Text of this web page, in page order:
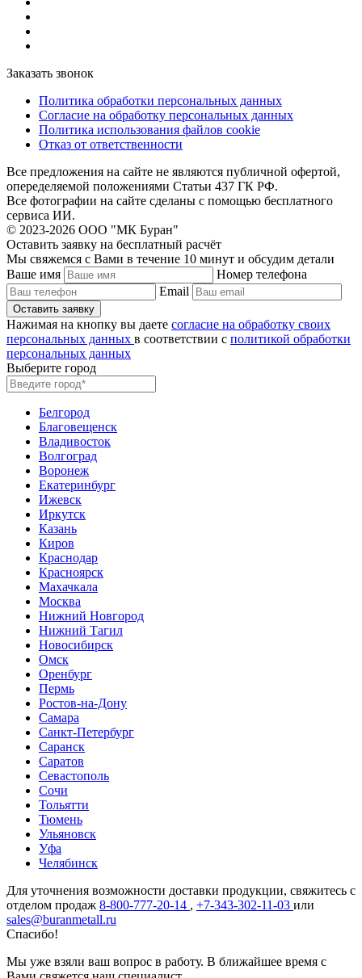
Заказать звонок
Политика обработки персональных данных
Согласие на обработку персональных данных
Политика использования файлов cookie
Отказ от ответственности
Все предложения на сайте не являются публичной офертой,
опеределяемой положениями Статьи 437 ГК РФ.
Все фотографии на сайте сделаны с помощью бесплатного
сервиса ИИ.
© 2023-2026 ООО "МК Буран"
Оставить заявку на бесплатный расчёт
Мы свяжемся с Вами в течение 10 минут и обсудим детали
Ваше имя
Номер телефона
Email
Нажимая на кнопку вы даете согласие на обработку своих
персональных данных в соответствии с политикой обработки
персональных данных
Выберите город
Белгород
Благовещенск
Владивосток
Волгоград
Воронеж
Екатеринбург
Ижевск
Иркутск
Казань
Киров
Краснодар
Красноярск
Махачкала
Москва
Нижний Новгород
Нижний Тагил
Новосибирск
Омск
Оренбург
Пермь
Ростов-на-Дону
Самара
Санкт-Петербург
Саранск
Саратов
Севастополь
Сочи
Тольятти
Тюмень
Ульяновск
Уфа
Челябинск
Для уточнения возможности доставки продукции, свяжитесь с
отделом продаж 8-800-777-20-14 , +7-343-302-11-03 или
sales@buranmetall.ru
Спасибо!
Мы уже взяли ваш вопрос в работу. В ближайшее время с